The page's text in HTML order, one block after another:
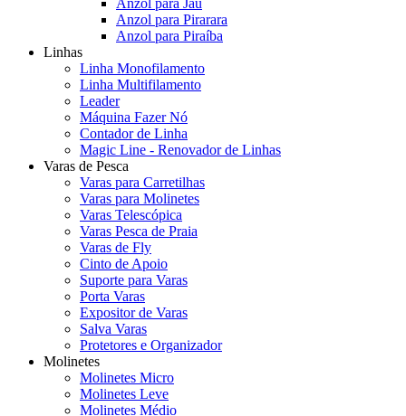
Anzol para Jaú
Anzol para Pirarara
Anzol para Piraíba
Linhas
Linha Monofilamento
Linha Multifilamento
Leader
Máquina Fazer Nó
Contador de Linha
Magic Line - Renovador de Linhas
Varas de Pesca
Varas para Carretilhas
Varas para Molinetes
Varas Telescópica
Varas Pesca de Praia
Varas de Fly
Cinto de Apoio
Suporte para Varas
Porta Varas
Expositor de Varas
Salva Varas
Protetores e Organizador
Molinetes
Molinetes Micro
Molinetes Leve
Molinetes Médio